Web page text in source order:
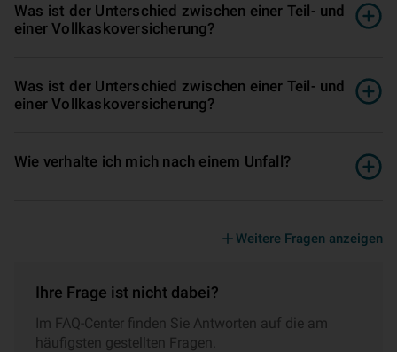
Was ist der Unterschied zwischen einer Teil- und
einer Vollkasko­ver­si­che­rung?
Was ist der Unterschied zwischen einer Teil- und
einer Vollkasko­ver­si­che­rung?
Wie verhalte ich mich nach einem Unfall?
Weitere Fragen anzeigen
Ihre Frage ist nicht dabei?
Im FAQ-Center finden Sie Antworten auf die am
häufigsten gestellten Fragen.